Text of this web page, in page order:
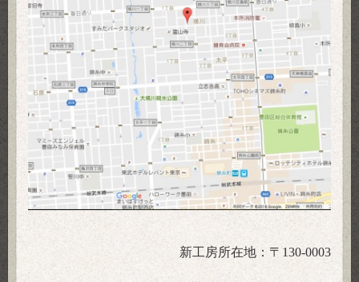
新工房所在地：〒 130-0003